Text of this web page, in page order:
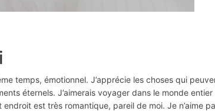
temps, émotionnel. J’apprécie les choses qui
éternels. J’aimerais voyager dans le monde entier
est très romantique, pareil de moi. Je n’aime